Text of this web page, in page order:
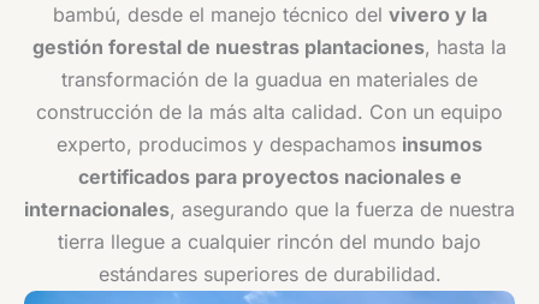
bambú, desde el manejo técnico del vivero y la
gestión forestal de nuestras plantaciones, hasta la
transformación de la guadua en materiales de
construcción de la más alta calidad. Con un equipo
experto, producimos y despachamos insumos
certificados para proyectos nacionales e
internacionales, asegurando que la fuerza de nuestra
tierra llegue a cualquier rincón del mundo bajo
estándares superiores de durabilidad.